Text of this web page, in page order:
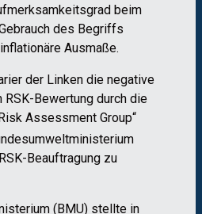
beim
des Begriffs
Ausmaße.
der Linken die negative
Bewertung durch die
Assessment Group“
Beauftragung zu
(BMU) stellte in